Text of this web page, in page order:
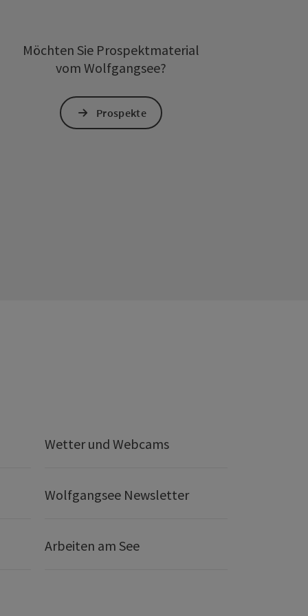
Möchten Sie Prospektmaterial
vom Wolfgangsee?
Prospekte
Wetter und Webcams
Wolfgangsee Newsletter
Arbeiten am See